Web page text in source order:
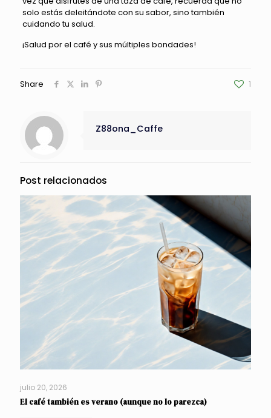
solo estás deleitándote con su sabor, sino también
cuidando tu salud.
¡Salud por el café y sus múltiples bondades!
Share 1
Z88ona_Caffe
Post relacionados
julio 20, 2026
El café también es verano (aunque no lo parezca)